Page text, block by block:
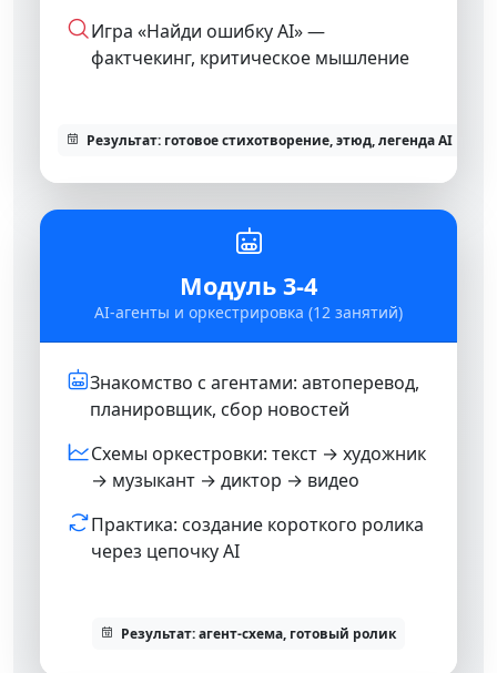
Игра «Найди ошибку AI» —
фактчекинг, критическое мышление
Результат: готовое стихотворение, этюд, легенда AI
Модуль 3-4
AI-агенты и оркестрировка (12 занятий)
Знакомство с агентами: автоперевод,
планировщик, сбор новостей
Схемы оркестровки: текст → художник
→ музыкант → диктор → видео
Практика: создание короткого ролика
через цепочку AI
Результат: агент-схема, готовый ролик